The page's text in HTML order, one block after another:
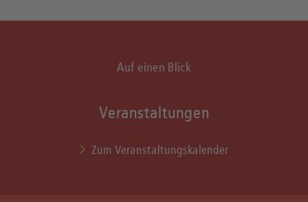
Auf einen Blick
Veranstaltungen
Zum Veranstaltungskalender